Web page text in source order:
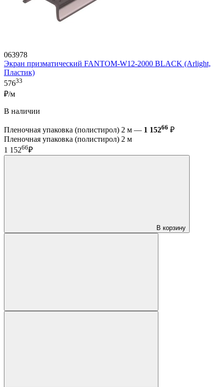
063978
Экран призматический FANTOM-W12-2000 BLACK (Arlight,
Пластик)
57633
₽/м
В наличии
Пленочная упаковка (полистирол) 2 м — 1 15266 ₽
Пленочная упаковка (полистирол) 2 м
1 15266₽
В корзину